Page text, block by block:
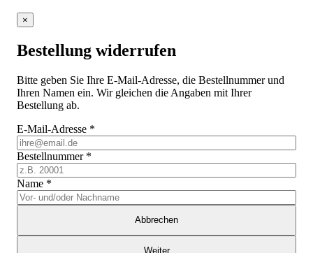
×
Bestellung widerrufen
Bitte geben Sie Ihre E-Mail-Adresse, die Bestellnummer und
Ihren Namen ein. Wir gleichen die Angaben mit Ihrer
Bestellung ab.
E-Mail-Adresse *
Bestellnummer *
Name *
Abbrechen
Weiter